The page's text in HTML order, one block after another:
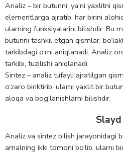
Analiz – bir butunni, ya’ni yaxlitni
elementlarga ajratib, har birini
ularning funksiyalarini bilishdir. Bu
butunni tashkil etgan qismlar,
tarkibdagi o‘rni aniqlanadi. Analiz
tarkibi, tuzilishi aniqlanadi.
Sintez – analiz tufayli ajratilgan
o‘zaro biriktirib, ularni yaxlit bir
aloqa va bog‘lanishlarni bilishdir.
Analiz va sintez bilish jarayonidagi
amalning ikki tomoni bo‘lib, ularni